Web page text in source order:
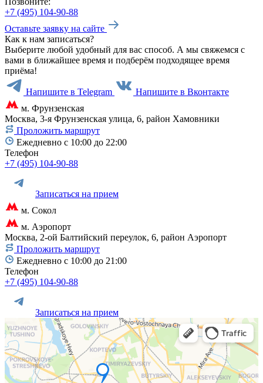
+7 (495) 104-90-88
Оставьте заявку на сайте
Как к нам записаться?
Выберите любой удобный для вас способ. А мы свяжемся с
вами в ближайшее время и подберём подходящее время
приёма!
Напишите в Telegram
Напишите в Вконтакте
м. Фрунзенская
Москва, 3-я Фрунзенская улица, 6, район Хамовники
Проложить маршрут
Ежедневно с 10:00 до 22:00
Телефон
+7 (495) 104-90-88
Записаться на прием
м. Сокол
м. Аэропорт
Москва, 2-ой Балтийский переулок, 6, район Аэропорт
Проложить маршрут
Ежедневно с 10:00 до 21:00
Телефон
+7 (495) 104-90-88
Записаться на прием